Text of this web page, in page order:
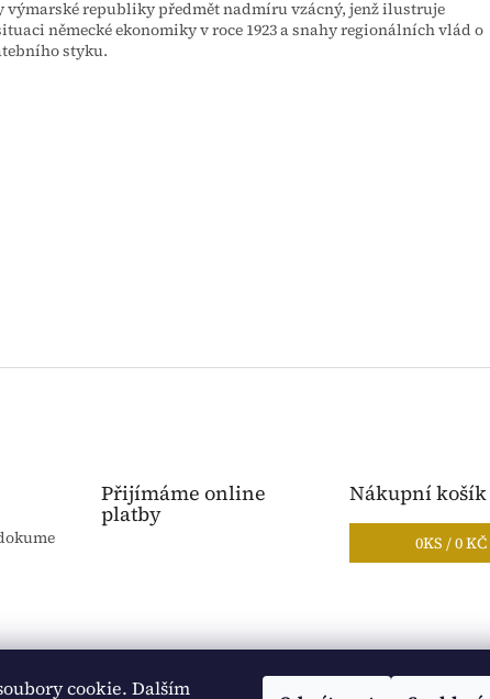
cookie. Dalším
výmarské republiky předmět nadmíru vzácný, jenž ilustruje
německé ekonomiky v roce 1923 a snahy regionálních vlád o
styku.
Přijímáme online
platby
Nákupní košík
0KS /0 KČ